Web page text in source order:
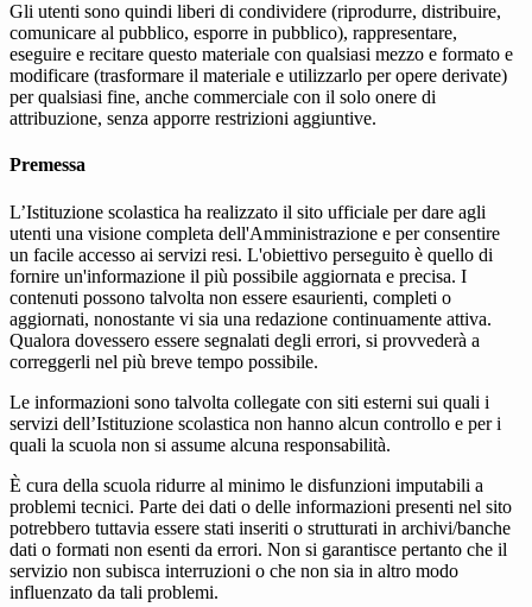
Gli utenti sono quindi liberi di condividere (riprodurre, distribuire,
comunicare al pubblico, esporre in pubblico), rappresentare,
eseguire e recitare questo materiale con qualsiasi mezzo e formato e
modificare (trasformare il materiale e utilizzarlo per opere derivate)
per qualsiasi fine, anche commerciale con il solo onere di
attribuzione, senza apporre restrizioni aggiuntive.
Premessa
L’Istituzione scolastica ha realizzato il sito ufficiale per dare agli
utenti una visione completa dell'Amministrazione e per consentire
un facile accesso ai servizi resi. L'obiettivo perseguito è quello di
fornire un'informazione il più possibile aggiornata e precisa. I
contenuti possono talvolta non essere esaurienti, completi o
aggiornati, nonostante vi sia una redazione continuamente attiva.
Qualora dovessero essere segnalati degli errori, si provvederà a
correggerli nel più breve tempo possibile.
Le informazioni sono talvolta collegate con siti esterni sui quali i
servizi dell’Istituzione scolastica non hanno alcun controllo e per i
quali la scuola non si assume alcuna responsabilità.
È cura della scuola ridurre al minimo le disfunzioni imputabili a
problemi tecnici. Parte dei dati o delle informazioni presenti nel sito
potrebbero tuttavia essere stati inseriti o strutturati in archivi/banche
dati o formati non esenti da errori. Non si garantisce pertanto che il
servizio non subisca interruzioni o che non sia in altro modo
influenzato da tali problemi.